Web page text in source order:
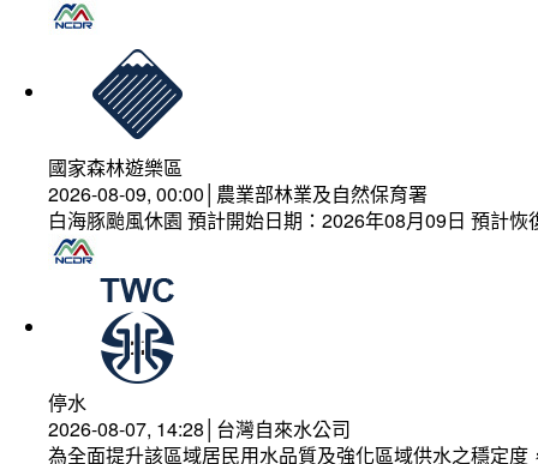
國家森林遊樂區
2026-08-09, 00:00│農業部林業及自然保育署
白海豚颱風休園 預計開始日期：2026年08月09日 預計
停水
2026-08-07, 14:28│台灣自來水公司
為全面提升該區域居民用水品質及強化區域供水之穩定